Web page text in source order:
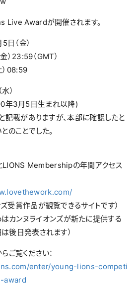
Live Awardが開催されます。
（金）
）23:59（GMT）
08:59
）
年3月5日生まれ以降)
記載がありますが、本部に確認したと
のことでした。
LIONS Membershipの年間アクセス
受賞作品が観覧できるサイトです）
カンヌライオンズが新たに提供する
後日発表されます）
ご覧ください：
enter/young-lions-competi
award